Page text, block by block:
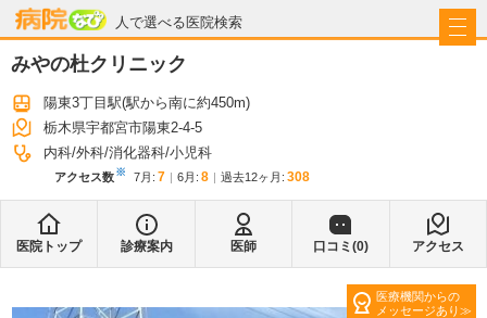
人で選べる医院検索
病院なび
みやの杜クリニック
陽東3丁目駅(駅から南に約450m)
栃木県宇都宮市陽東2-4-5
内科 外科 消化器科 小児科
アクセス数※ 7月 : 7 6月 : 8 過去12ヶ月: 308
医院トップ 診療案内 医師 口コミ(0) アクセス
医療機関からの
メッセージあり